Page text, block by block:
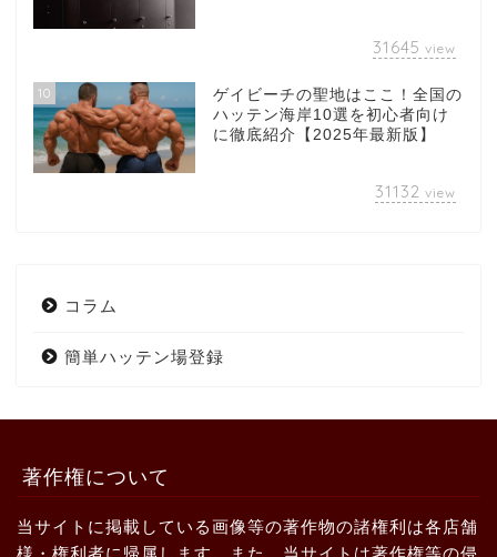
31645 view
10
ゲイビーチの聖地はここ！全国の
ハッテン海岸10選を初心者向け
に徹底紹介【2025年最新版】
31132 view
コラム
簡単ハッテン場登録
著作権について
当サイトに掲載している画像等の著作物の諸権利は各店舗